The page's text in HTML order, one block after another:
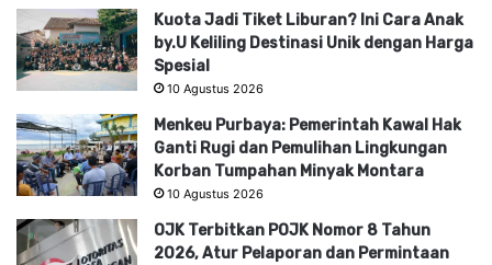
Kuota Jadi Tiket Liburan? Ini Cara Anak
by.U Keliling Destinasi Unik dengan Harga
Spesial
10 Agustus 2026
Menkeu Purbaya: Pemerintah Kawal Hak
Ganti Rugi dan Pemulihan Lingkungan
Korban Tumpahan Minyak Montara
10 Agustus 2026
OJK Terbitkan POJK Nomor 8 Tahun
2026, Atur Pelaporan dan Permintaan